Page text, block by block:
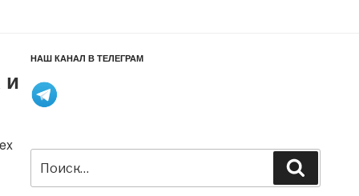
и
НАШ КАНАЛ В ТЕЛЕГРАМ
Искать: